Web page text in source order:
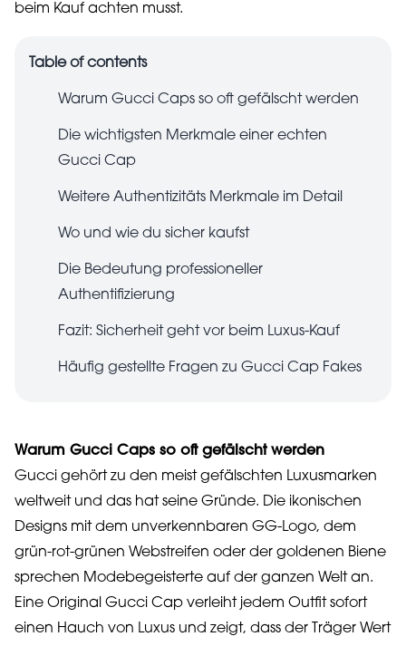
beim Kauf achten musst.
Table of contents
Warum Gucci Caps so oft gefälscht werden
Die wichtigsten Merkmale einer echten
Gucci Cap
Weitere Authentizitäts Merkmale im Detail
Wo und wie du sicher kaufst
Die Bedeutung professioneller
Authentifizierung
Fazit: Sicherheit geht vor beim Luxus-Kauf
Häufig gestellte Fragen zu Gucci Cap Fakes
Warum Gucci Caps so oft gefälscht werden
Gucci gehört zu den meist gefälschten Luxusmarken
weltweit und das hat seine Gründe. Die ikonischen
Designs mit dem unverkennbaren GG-Logo, dem
grün-rot-grünen Webstreifen oder der goldenen Biene
sprechen Modebegeisterte auf der ganzen Welt an.
Eine Original Gucci Cap verleiht jedem Outfit sofort
einen Hauch von Luxus und zeigt, dass der Träger Wert